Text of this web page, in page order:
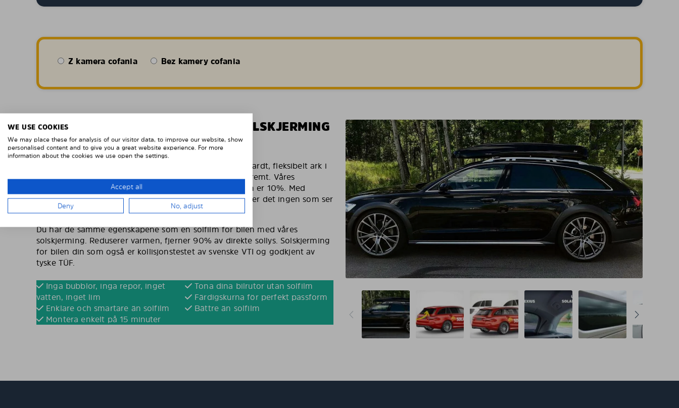
Z kamera cofania Bez kamery cofania
INGEN SOLFILM, FERDIGSKÅREN SOLSKJERMING
LAGET I 1MM PC
I motsetning til solfilm er Solarplexius solskjerming et hardt, fleksibelt ark i
polykarbonat.Materialet er uknuselig og kan bøyes ekstremt. Våres
solskjerming til bil er konsekvent tonet. Lysoverføringen er 10%. Med
Ferdigskåren solskjerming fra solarplexius på bilen din, er det ingen som ser
inn, men du som sjåfør ser ut.
Du har de samme egenskapene som en solfilm for bilen med våres
solskjerming. Reduserer varmen, fjerner 90% av direkte sollys. Solskjerming
for bilen din som også er kollisjonstestet av svenske VTI og godkjent av
tyske TÜF.
Inga bubblor, inga repor, inget
vatten, inget lim
Enklare och smartare än solfilm
Montera enkelt på 15 minuter
Tona dina bilrutor utan solfilm
Färdigskurna för perfekt passform
Bättre än solfilm
WE USE COOKIES
We may place these for analysis of our visitor data, to improve our website, show
personalised content and to give you a great website experience. For more
information about the cookies we use open the settings.
Accept all
Deny No, adjust